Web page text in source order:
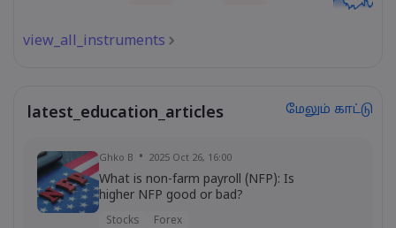
view_all_instruments
latest_education_articles மேலும் காட்டு
Ghko B 2025 Oct 26, 16:00
What is non-farm payroll (NFP): Is
higher NFP good or bad?
Stocks Forex